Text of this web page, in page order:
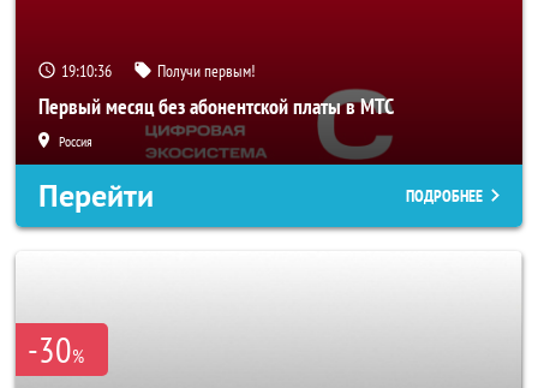
19:10:34 Получи первым!
Первый месяц без абонентской платы в МТС
Россия
Перейти ПОДРОБНЕЕ
-30%